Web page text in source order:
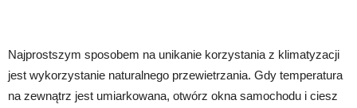
Najprostszym sposobem na unikanie korzystania z klimatyzacji
jest wykorzystanie naturalnego przewietrzania. Gdy temperatura
na zewnątrz jest umiarkowana, otwórz okna samochodu i ciesz